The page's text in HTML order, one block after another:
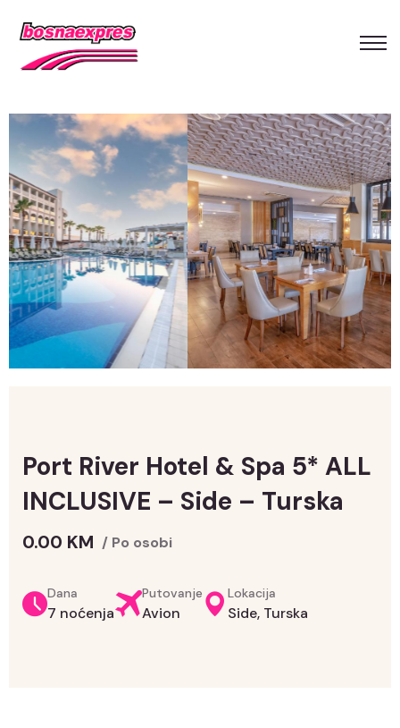
Port River Hotel & Spa 5* ALL
INCLUSIVE – Side – Turska
0.00 KM / Po osobi
Dana
7 noćenja
Putovanje
Avion
Lokacija
Side, Turska